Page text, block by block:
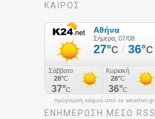
ΚΑΙΡΟΣ
πρόγνωση καιρού από το weather.gr
ΕΝΗΜΈΡΩΣΉ ΜΕΣΩ RSS